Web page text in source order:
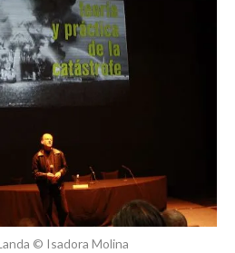
© Isadora Molina